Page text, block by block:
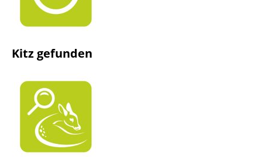
Kitz gefunden